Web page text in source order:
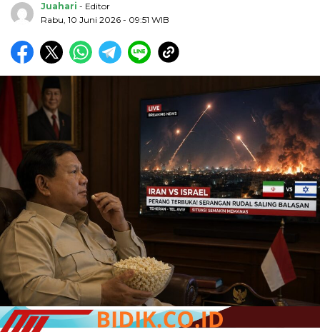
Juahari - Editor
Rabu, 10 Juni 2026 - 09:51 WIB